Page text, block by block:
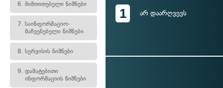
6. მიმთითებელი ნიშნები
7. საინფორმაციო-
მაჩვენებელი ნიშნები
8. სერვისის ნიშნები
9. დამატებითი
ინფორმაციის ნიშნები
1 არ დაარღვევს